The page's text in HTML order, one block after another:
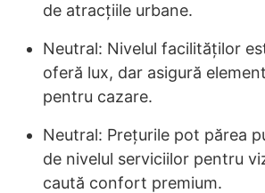
de atracțiile urbane.
Neutral: Nivelul facilităților
oferă lux, dar asigură
pentru cazare.
Neutral: Prețurile pot părea
de nivelul serviciilor pentru
caută confort premium.